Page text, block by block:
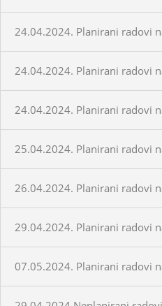
24.04.2024. Planirani radovi
24.04.2024. Planirani radovi
24.04.2024. Planirani radovi
25.04.2024. Planirani radovi
26.04.2024. Planirani radovi
29.04.2024. Planirani radovi
07.05.2024. Planirani radovi